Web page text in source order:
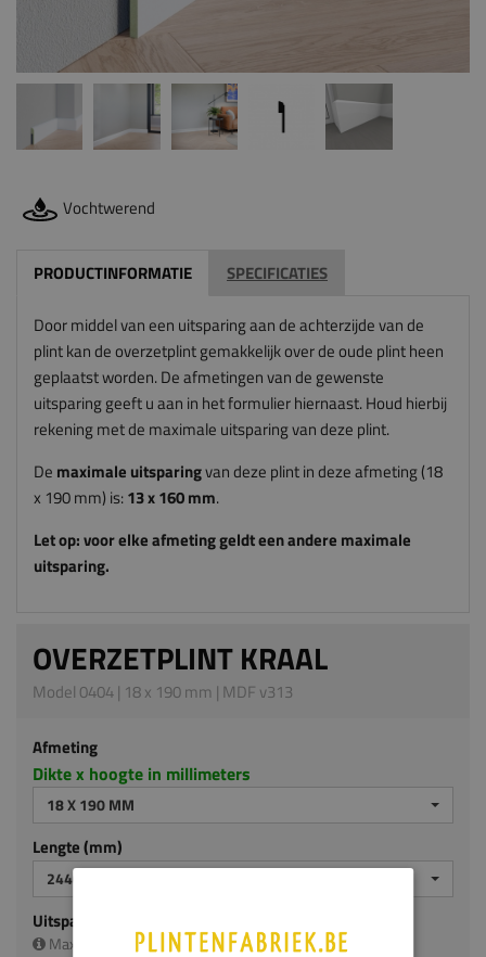
Vochtwerend
PRODUCTINFORMATIE SPECIFICATIES
Door middel van een uitsparing aan de achterzijde van de
plint kan de overzetplint gemakkelijk over de oude plint heen
geplaatst worden. De afmetingen van de gewenste
uitsparing geeft u aan in het formulier hiernaast. Houd hierbij
rekening met de maximale uitsparing van deze plint.
De maximale uitsparingvan deze plint in deze afmeting (18
x 190 mm) is:13x 160mm.
Let op: voor elke afmeting geldt een andere maximale
uitsparing.
OVERZETPLINT KRAAL
Model 0404 | 18 x 190 mm | MDF v313
Afmeting
Dikte x hoogte in millimeters
18 X 190 MM
Lengte (mm)
2440 MM
Uitsparing
Maximale uitsparing is (diep/hoog):13 x 160 mm